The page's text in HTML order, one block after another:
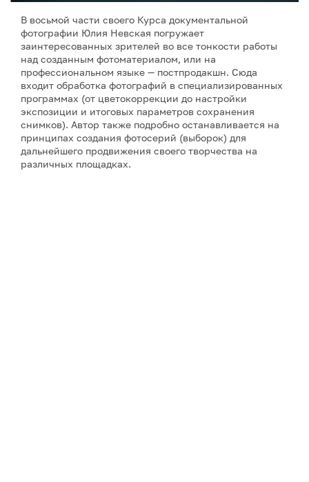
В восьмой части своего Курса документальной
фотографии Юлия Невская погружает
заинтересованных зрителей во все тонкости работы
над созданным фотоматериалом, или на
профессиональном языке — постпродакшн. Сюда
входит обработка фотографий в специализированных
программах (от цветокоррекции до настройки
экспозиции и итоговых параметров сохранения
снимков). Автор также подробно останавливается на
принципах создания фотосерий (выборок) для
дальнейшего продвижения своего творчества на
различных площадках.